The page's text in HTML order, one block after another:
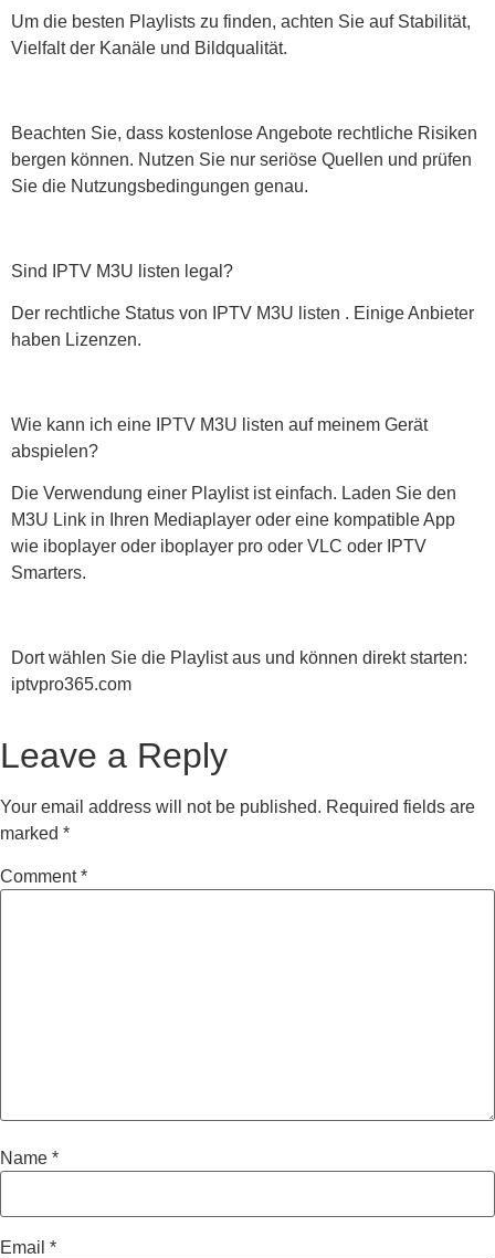
Um die besten Playlists zu finden, achten Sie auf Stabilität,
Vielfalt der Kanäle und Bildqualität.
Beachten Sie, dass kostenlose Angebote rechtliche Risiken
bergen können. Nutzen Sie nur seriöse Quellen und prüfen
Sie die Nutzungsbedingungen genau.
Sind IPTV M3U listen legal?
Der rechtliche Status von IPTV M3U listen . Einige Anbieter
haben Lizenzen.
Wie kann ich eine IPTV M3U listen auf meinem Gerät
abspielen?
Die Verwendung einer Playlist ist einfach. Laden Sie den
M3U Link in Ihren Mediaplayer oder eine kompatible App
wie iboplayer oder iboplayer pro oder VLC oder IPTV
Smarters.
Dort wählen Sie die Playlist aus und können direkt starten:
iptvpro365.com
Leave a Reply
Your email address will not be published. Required fields are
marked *
Comment*
Name *
Email *